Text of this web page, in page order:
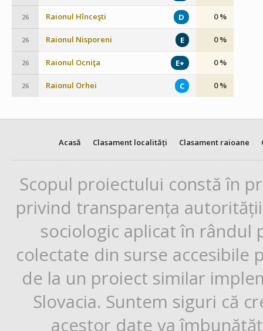
26 Raionul Hînceşti D 0 %
26 Raionul Nisporeni E 0 %
26 Raionul Ocniţa E+ 0 %
26 Raionul Orhei C 0 %
Acasă Clasament localități Clasament raioane
Scopul proiectului constă în
privind transparența
sociologic aplicat în rândul
colectate din surse
de la un proiect similar
Slovacia. Suntem siguri că
acestor date va